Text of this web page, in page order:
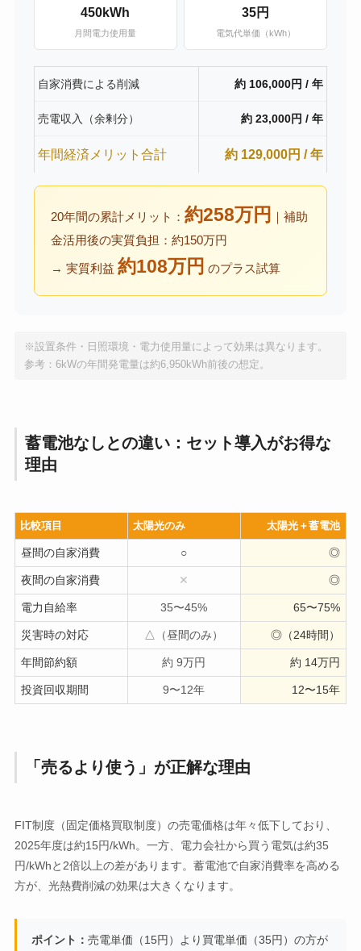
450kWh
月間電力使用量
35円
電気代単価（kWh）
自家消費による削減 約 106,000円 / 年
売電収入（余剰分） 約 23,000円 / 年
年間経済メリット合計 約 129,000円 / 年
20年間の累計メリット： 約258万円
｜補助
金活用後の実質負担：約150万円
→ 実質利益 約108万円 のプラス試算
※設置条件・日照環境・電力使用量によって効果は異なります。
参考：6kWの年間発電量は約6,950kWh前後の想定。
蓄電池なしとの違い：セット導入がお得な
理由
比較項目 太陽光のみ 太陽光＋蓄電池
昼間の自家消費 ○ ◎
夜間の自家消費 ✕ ◎
電力自給率 35〜45% 65〜75%
災害時の対応 △（昼間のみ） ◎（24時間）
年間節約額 約 9万円 約 14万円
投資回収期間 9〜12年 12〜15年
「売るより使う」が正解な理由
FIT制度（固定価格買取制度）の売電価格は年々低下しており、
2025年度は約15円/kWh。一方、電力会社から買う電気は約35
円/kWhと2倍以上の差があります。蓄電池で自家消費率を高める
方が、光熱費削減の効果は大きくなります。
ポイント： 売電単価（15円）より買電単価（35円）の方が